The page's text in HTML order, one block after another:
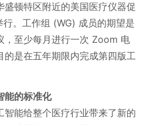
盛顿特区附近的美国医疗仪器促
。工作组 (WG) 成员的期望是
，至少每月进行一次 Zoom 电
的是在五年期限内完成第四版工
能的标准化
智能给整个医疗行业带来了新的